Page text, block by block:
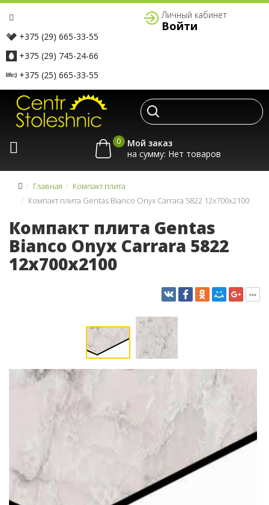
+375 (29) 665-33-55
+375 (29) 745-24-66
+375 (25) 665-33-55
Личный кабинет
Войти
0
Мой заказ
на сумму:
Главная
Компакт плита
Компакт плита Gentas Bianco Onyx Carrara 5822 12x700x2100
Компакт плита Gentas
Bianco Onyx Carrara 5822
12x700x2100